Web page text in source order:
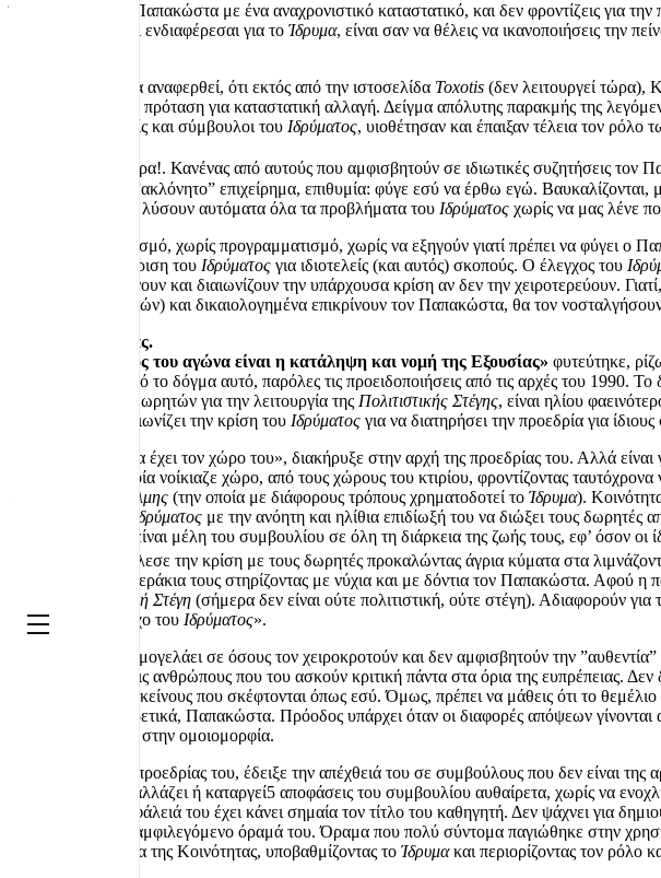
Off Canvas
Όταν λειτουργείς Παπακώστα με ένα αναχρονιστικό καταστατικό, και δεν φροντίζεις για
ταυτόχρονα λες ότι ενδιαφέρεσαι για το Ίδρυμα, είναι σαν να θέλεις να ικανοποιήσεις την
Είναι σημαντικό να αναφερθεί, ότι εκτός από την ιστοσελίδα Toxotis (δεν λειτουργεί
παρατήρηση, ή μια πρόταση για καταστατική αλλαγή. Δείγμα απόλυτης παρακμής της
«χαρταετό». Φορείς και σύμβουλοι του Ιδρύματος, υιοθέτησαν και έπαιξαν τέλεια τον
Και ακόμα χειρότερα!. Κανένας από αυτούς που αμφισβητούν σε ιδιωτικές συζητήσεις τον
”ατράνταχτο” και ”ακλόνητο” επιχείρημα, επιθυμία: φύγε εσύ να έρθω εγώ.
μια μόνο φορά, θα λύσουν αυτόματα όλα τα προβλήματα του Ιδρύματος χωρίς να μας λένε
Χωρίς προβληματισμό, χωρίς προγραμματισμό, χωρίς να εξηγούν γιατί πρέπει να φύγει
του, και την διαχείριση του Ιδρύματος για ιδιοτελείς (και αυτός) σκοπούς. Ο έλεγχος του
αντίθετα επιδεινώνουν και διαιωνίζουν την υπάρχουσα κρίση αν δεν την χειροτερεύουν.
πνεύμα των δωρητών) και δικαιολογημένα επικρίνουν τον Παπακώστα, θα τον
Νομή της εξουσίας.
«Σκοπός του αγώνα είναι η κατάληψη και νομή της Εξουσίας» φυτεύτηκε,
έμεινε ανέπαφη από το δόγμα αυτό, παρόλες τις προειδοποιήσεις από τις αρχές του
την επιθυμία των δωρητών για την λειτουργία της Πολιτιστικής Στέγης, είναι ηλίου
δωρητές, αλλά διαιωνίζει την κρίση του Ιδρύματος για να διατηρήσει την προεδρία για
«Ο κάθε φορέας θα έχει τον χώρο του», διακήρυξε στην αρχή της προεδρίας του. Αλλά
, η οποία νοίκιαζε χώρο, από τους χώρους του κτιρίου, φροντίζοντας
Κοινότητα Στοκχόλμης (την οποία με διάφορους τρόπους χρηματοδοτεί το Ίδρυμα).
Ιδρύματος με την ανόητη και ηλίθια επιδίωξή του να διώξει τους
δικαίωμά τους να είναι μέλη του συμβουλίου σε όλη τη διάρκεια της ζωής τους, εφ’ όσον
και προκάλεσε την κρίση με τους δωρητές προκαλώντας άγρια κύματα στα
και σηκώνουν τα χεράκια τους στηρίζοντας με νύχια και με δόντια τον Παπακώστα. Αφού η
Πολιτιστική Στέγη (σήμερα δεν είναι ούτε πολιτιστική, ούτε στέγη). Αδιαφορούν
δυνάμεις τον έλεγχο του Ιδρύματος».
Ο Παπακώστας χαμογελάει σε όσους τον χειροκροτούν και δεν αμφισβητούν την
απειλεί με μηνύσεις ανθρώπους που του ασκούν κριτική πάντα στα όρια της
συνεργάζεσαι με εκείνους που σκέφτονται όπως εσύ. Όμως, πρέπει να μάθεις ότι το
σκέφτονται διαφορετικά, Παπακώστα. Πρόοδος υπάρχει όταν οι διαφορές απόψεων
πολυφωνία και όχι στην ομοιομορφία.
Από την αρχή της προεδρίας του, έδειξε την απέχθειά του σε συμβούλους που δεν είναι
απορίας άξιο πως αλλάζει ή καταργεί5 αποφάσεις του συμβουλίου αυθαίρετα, χωρίς να
καλύψει την ανασφάλειά του έχει κάνει σημαία τον τίτλο του καθηγητή. Δεν ψάχνει για
άγνωστο, αρχικά, αμφιλεγόμενο όραμά του. Όραμα που πολύ σύντομα παγιώθηκε στην
θεραπαινίδα της Κοινότητας, υποβαθμίζοντας το Ίδρυμακαι περιορίζοντας τον ρόλο